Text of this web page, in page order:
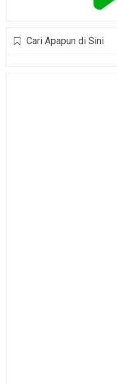
Cari Apapun di Sini